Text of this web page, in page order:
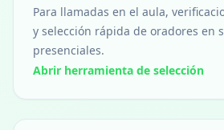
Para llamadas en el aula,
y selección rápida de oradores en
presenciales.
Abrir herramienta de selección